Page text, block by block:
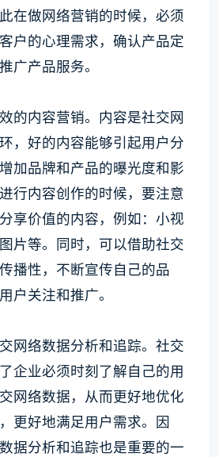
在做网络营销的时候，必须
户的心理需求，确认产品定
广产品服务。
的内容营销。内容是社交网
，好的内容能够引起用户分
加品牌和产品的曝光度和影
行内容创作的时候，要注意
享价值的内容，例如：小视
片等。同时，可以借助社交
播性，不断宣传自己的品
户关注和推广。
网络数据分析和追踪。社交
企业必须时刻了解自己的用
网络数据，从而更好地优化
更好地满足用户需求。因
据分析和追踪也是重要的一